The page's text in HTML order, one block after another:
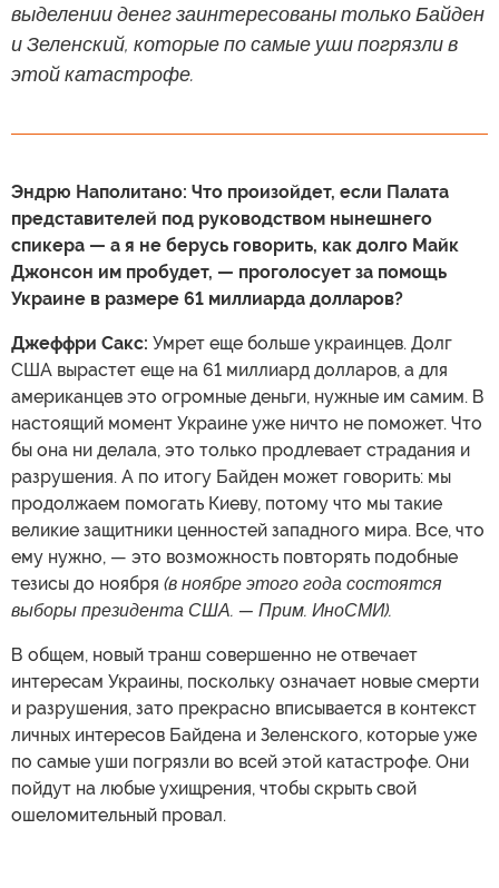
выделении денег заинтересованы только Байден
и Зеленский, которые по самые уши погрязли в
этой катастрофе.
Эндрю Наполитано: Что произойдет, если Палата
представителей под руководством нынешнего
спикера — а я не берусь говорить, как долго Майк
Джонсон им пробудет, — проголосует за помощь
Украине в размере 61 миллиарда долларов?
Джеффри Сакс: Умрет еще больше украинцев. Долг
США вырастет еще на 61 миллиард долларов, а для
американцев это огромные деньги, нужные им самим. В
настоящий момент Украине уже ничто не поможет. Что
бы она ни делала, это только продлевает страдания и
разрушения. А по итогу Байден может говорить: мы
продолжаем помогать Киеву, потому что мы такие
великие защитники ценностей западного мира. Все, что
ему нужно, — это возможность повторять подобные
тезисы до ноября (в ноябре этого года состоятся
выборы президента США. — Прим. ИноСМИ).
В общем, новый транш совершенно не отвечает
интересам Украины, поскольку означает новые смерти
и разрушения, зато прекрасно вписывается в контекст
личных интересов Байдена и Зеленского, которые уже
по самые уши погрязли во всей этой катастрофе. Они
пойдут на любые ухищрения, чтобы скрыть свой
ошеломительный провал.